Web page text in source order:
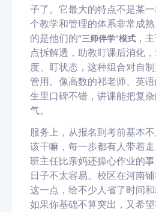
子了。它最大的特点不是某
个教学和管理的体系非常成
的是他们的“三师伴学”模式 ，
点拆解透，助教盯课后消化
度、盯状态，这种组合对自
管用。像高数的祁老师、英
生里口碑不错，讲课能把复
气。
服务上，从报名到考前基本
该干嘛，每一步都有人带着走
班主任比亲妈还操心作业的
日子不太容易。校区在河南
这一点，给不少人省了时间和
如果你基础不算突出，又希